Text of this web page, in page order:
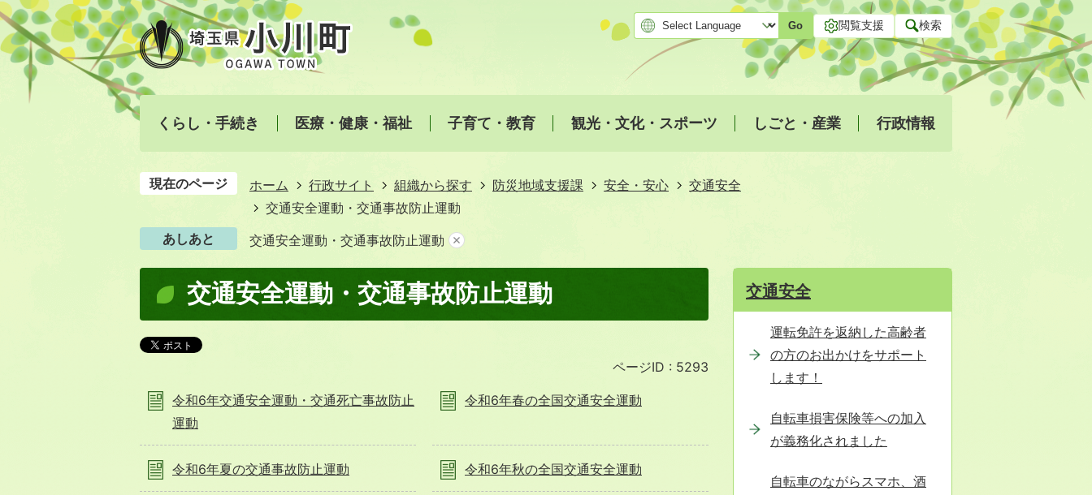
Go 閲覧支援 検索
くらし・手続き 医療・健康・福祉 子育て・教育 観光・文化・スポーツ しごと・産業 行政情報
現在のページ ホーム 行政サイト 組織から探す 防災地域支援課 安全・安心
交通安全
交通安全運動・交通事故防止運動
あしあと
交通安全運動・交通事故防止運動
交通安全運動・交通事故防止運動
ページID : 5293
令和6年交通安全運動・交通死亡事故防止
運動
令和6年春の全国交通安全運動
令和6年夏の交通事故防止運動 令和6年秋の全国交通安全運動
交通安全
運転免許を返納した高齢者
の方のお出かけをサポート
します！
自転車損害保険等への加入
が義務化されました
自転車のながらスマホ、酒